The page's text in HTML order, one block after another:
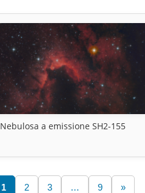
Nebulosa a emissione SH2-155
1 2 3 … 9 »